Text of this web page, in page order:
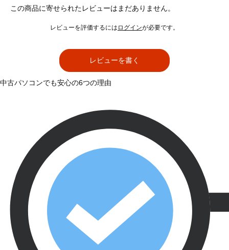
この商品に寄せられたレビューはまだありません。
レビューを評価するには ログインが必要です。
レビューを書く
中古パソコンでも安心の6つの理由